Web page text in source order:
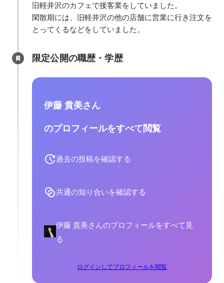
旧軽井沢のカフェで接客業をしていました。
閑散期には、旧軽井沢の他の店舗に営業に行き注文を
とってくるなどをしていました。
限定公開の職歴・学歴
伊藤 貴美さん
のプロフィールをすべて閲覧
過去の投稿を確認する
共通の知り合いを確認する
伊藤 貴美さんのプロフィールをすべて見
る
ログインしてプロフィールを閲覧